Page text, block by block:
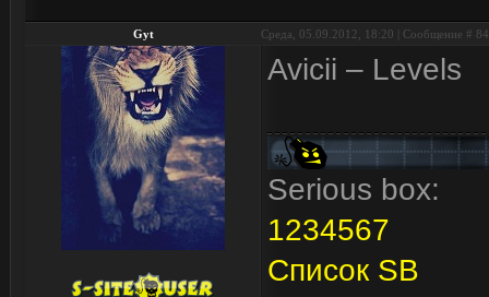
Gyt Среда, 05.09.2012, 18:20 | Сообщение # 84
Avicii – Levels
Serious box:
1234567
Список SB